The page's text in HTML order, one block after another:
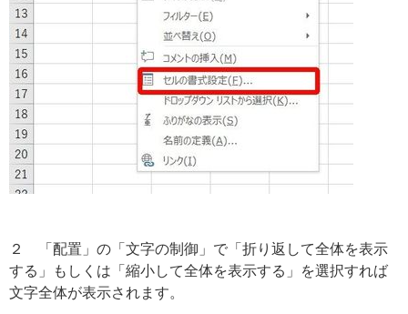
２ 「配置」の「文字の制御」で「折り返して全体を表示
する」もしくは「縮小して全体を表示する」を選択すれば
文字全体が表示されます。